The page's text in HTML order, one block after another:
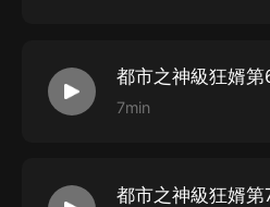
都市之神級狂婿
7min
都市之神級狂婿